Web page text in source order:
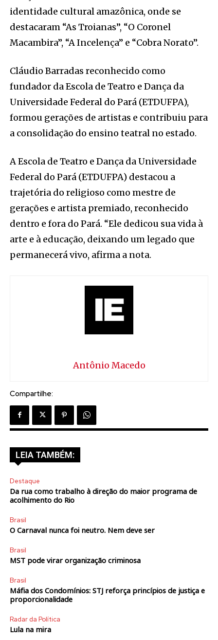
identidade cultural amazônica, onde se
destacaram “As Troianas”, “O Coronel
Macambira”, “A Incelença” e “Cobra Norato”.
Cláudio Barradas reconhecido como
fundador da Escola de Teatro e Dança da
Universidade Federal do Pará (ETDUFPA),
formou gerações de artistas e contribuiu para
a consolidação do ensino teatral no estado.
A Escola de Teatro e Dança da Universidade
Federal do Pará (ETDUFPA) destacou a
trajetória do religioso como mestre de
gerações e artista premiado, reconhecido
dentro e fora do Pará. “Ele dedicou sua vida à
arte e à educação, deixando um legado que
permanecerá vivo, afirma a nota.
Antônio Macedo
Compartilhe:
LEIA TAMBÉM:
Destaque
Da rua como trabalho à direção do maior programa de
acolhimento do Rio
Brasil
O Carnaval nunca foi neutro. Nem deve ser
Brasil
MST pode virar organização criminosa
Brasil
Máfia dos Condomínios: STJ reforça princípios de justiça e
proporcionalidade
Radar da Política
Lula na mira